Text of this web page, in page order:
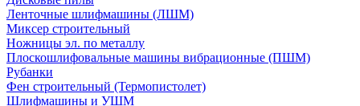
Ленточные шлифмашины (ЛШМ)
Миксер строительный
Ножницы эл. по металлу
Плоскошлифовальные машины вибрационные (ПШМ)
Рубанки
Фен строительный (Термопистолет)
Шлифмашины и УШМ